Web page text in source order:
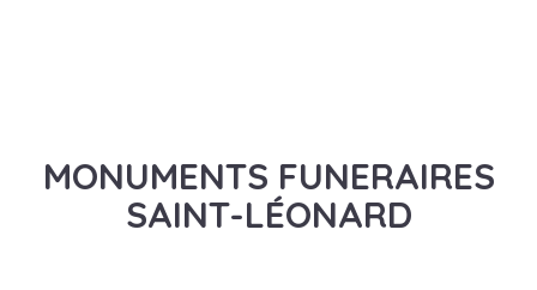
MONUMENTS FUNERAIRES
SAINT-LÉONARD